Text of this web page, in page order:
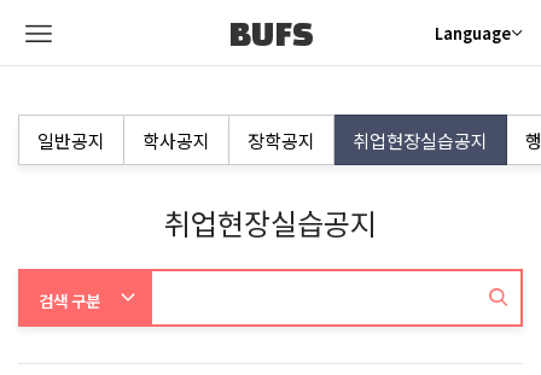
BUFS Language
일반공지 학사공지 장학공지 취업현장실습공지
취업현장실습공지